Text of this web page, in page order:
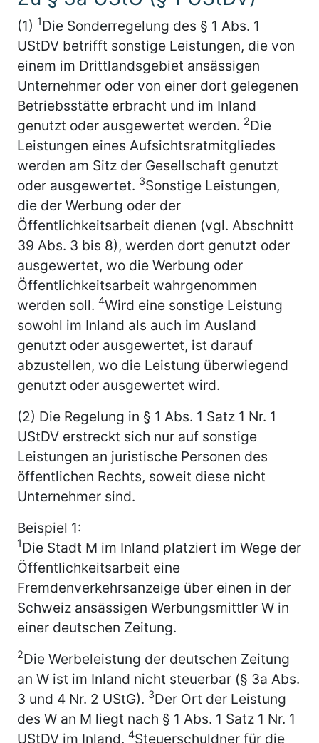
(1) 1Die Sonderregelung des § 1 Abs. 1
UStDV betrifft sonstige Leistungen, die von
einem im Drittlandsgebiet ansässigen
Unternehmer oder von einer dort gelegenen
Betriebsstätte erbracht und im Inland
genutzt oder ausgewertet werden. 2Die
Leistungen eines Aufsichtsratmitgliedes
werden am Sitz der Gesellschaft genutzt
oder ausgewertet. 3Sonstige Leistungen,
die der Werbung oder der
Öffentlichkeitsarbeit dienen (vgl. Abschnitt
39 Abs. 3 bis 8), werden dort genutzt oder
ausgewertet, wo die Werbung oder
Öffentlichkeitsarbeit wahrgenommen
werden soll. 4Wird eine sonstige Leistung
sowohl im Inland als auch im Ausland
genutzt oder ausgewertet, ist darauf
abzustellen, wo die Leistung überwiegend
genutzt oder ausgewertet wird.
(2) Die Regelung in § 1 Abs. 1 Satz 1 Nr. 1
UStDV erstreckt sich nur auf sonstige
Leistungen an juristische Personen des
öffentlichen Rechts, soweit diese nicht
Unternehmer sind.
Beispiel 1:
1Die Stadt M im Inland platziert im Wege der
Öffentlichkeitsarbeit eine
Fremdenverkehrsanzeige über einen in der
Schweiz ansässigen Werbungsmittler W in
einer deutschen Zeitung.
2Die Werbeleistung der deutschen Zeitung
an W ist im Inland nicht steuerbar (§ 3a Abs.
3 und 4 Nr. 2 UStG). 3Der Ort der Leistung
des W an M liegt nach § 1 Abs. 1 Satz 1 Nr. 1
UStDV im Inland. 4Steuerschuldner für die